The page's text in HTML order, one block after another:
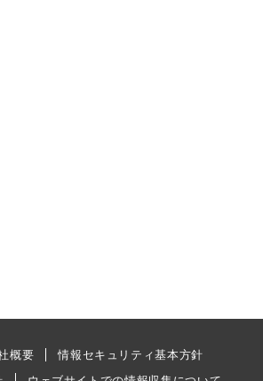
概要
情報セキュリティ基本方針